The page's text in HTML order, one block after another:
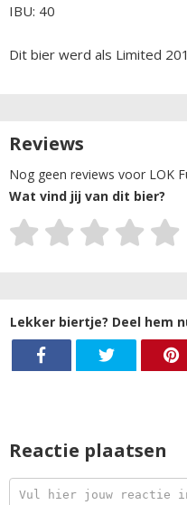
IBU: 40
Dit bier werd als Limited
Reviews
Nog geen reviews voor LOK
Wat vind jij van dit bier?
Lekker biertje? Deel hem
Reactie plaatsen